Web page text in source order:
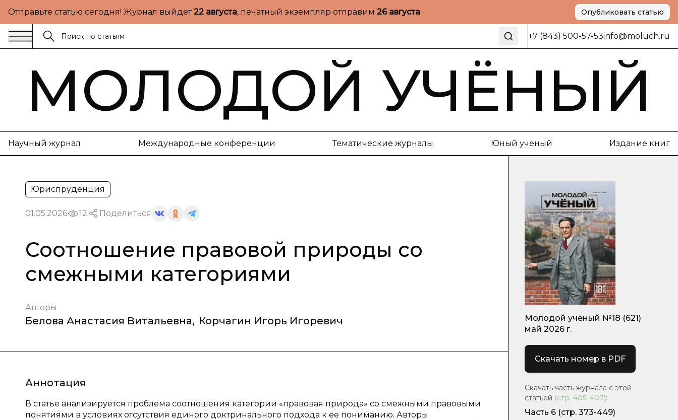
Отправьте статью сегодня! Журнал выйдет22 августа, печатный экземпляр отправим 26 августа Опубликовать статью
+7 (843) 500-57-53info@moluch.ru
МОЛОДОЙ УЧЁНЫЙ
Научный журнал Международные конференции Тематические журналы Юный ученый Издание книг
Юриспруденция
01.05.2026 12 Поделиться
Соотношение правовой природы со
смежными категориями
Авторы
Белова Анастасия Витальевна, Корчагин Игорь Игоревич
Аннотация
В статье анализируется проблема соотношения категории «правовая природа» со смежными правовыми
понятиями в условиях отсутствия единого доктринального подхода к ее пониманию. Авторы
Молодой учёный №18 (621)
май 2026 г.
Скачать номер в PDF
Скачать часть журнала с этой
статьей (стр. 405-407):
Часть 6 (стр. 373-449)